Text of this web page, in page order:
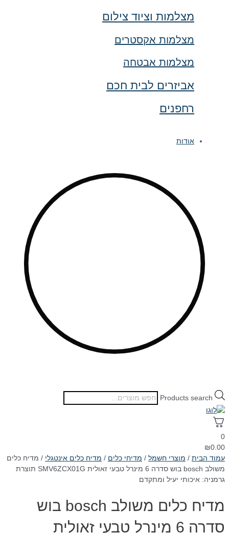
מצלמות וציוד צילום
מצלמות אקסטרים
מצלמות אבטחה
אביזרים לבית חכם
רחפנים
אודות
Products search
0
₪0.00
עמוד הבית / מוצרי חשמל / מדיחי כלים / מדיח כלים אינטגלי / מדיח כלים
משולב bosch בוש סדרה 6 מינרל טבעי זאולית SMV6ZCX01G תוצרת
גרמניה: איכותי יעיל ומתקדם
מדיח כלים משולב bosch בוש
סדרה 6 מינרל טבעי זאולית